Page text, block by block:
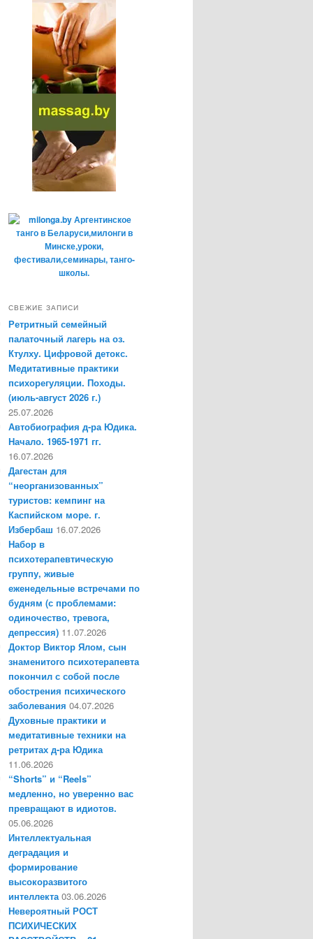
СВЕЖИЕ ЗАПИСИ
Ретритный семейный
палаточный лагерь на оз.
Ктулху. Цифровой детокс.
Медитативные практики
психорегуляции. Походы.
(июль-август 2026 г.)
25.07.2026
Автобиография д-ра Юдика.
Начало. 1965-1971 гг.
16.07.2026
Дагестан для
“неорганизованных”
туристов: кемпинг на
Каспийском море. г.
Избербаш 16.07.2026
Набор в
психотерапевтическую
группу, живые
еженедельные встречами по
будням (с проблемами:
одиночество, тревога,
депрессия) 11.07.2026
Доктор Виктор Ялом, сын
знаменитого психотерапевта
покончил с собой после
обострения психического
заболевания 04.07.2026
Духовные практики и
медитативные техники на
ретритах д-ра Юдика
11.06.2026
“Shorts” и “Reels”
медленно, но уверенно вас
превращают в идиотов.
05.06.2026
Интеллектуальная
деградация и
формирование
высокоразвитого
интеллекта 03.06.2026
Невероятный РОСТ
ПСИХИЧЕСКИХ